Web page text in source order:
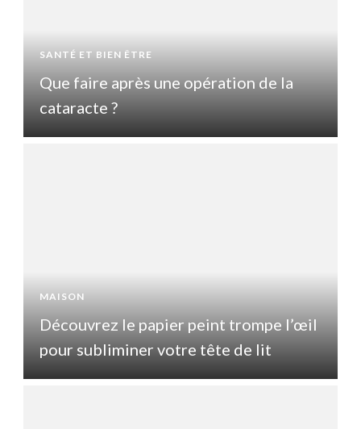
SANTÉ ET BIEN ÊTRE
Que faire après une opération de la
cataracte ?
MAISON
Découvrez le papier peint trompe l’œil
pour subliminer votre tête de lit